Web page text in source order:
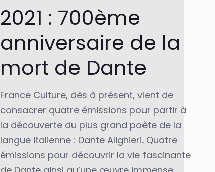
2021 : 700ème
anniversaire de la
mort de Dante
France Culture, dès à présent, vient de
consacrer quatre émissions pour partir à
la découverte du plus grand poète de la
langue italienne : Dante Alighieri. Quatre
émissions pour découvrir la vie fascinante